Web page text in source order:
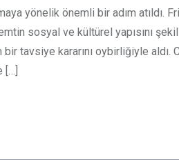
yönelik önemli bir adım atıldı.
sosyal ve kültürel yapısını
tavsiye kararını oybirliğiyle aldı.
[…]